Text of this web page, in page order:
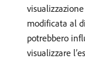
modificata al
potrebbero
visualizzare